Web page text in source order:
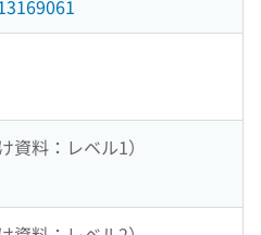
資料：レベル1）